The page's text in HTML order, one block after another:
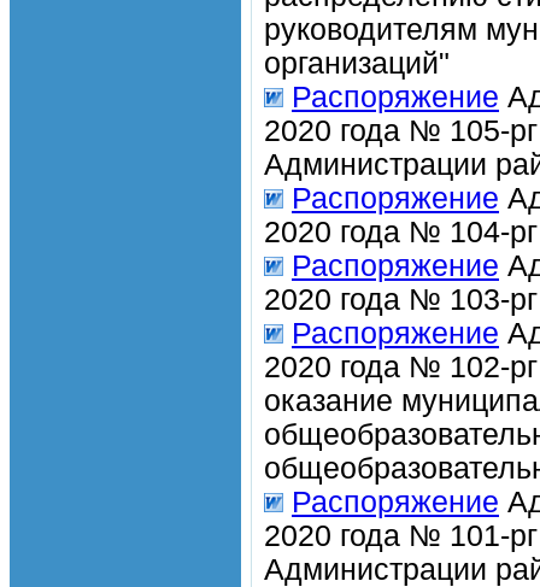
руководителям
организаций"
Распоряжение
2020 года № 105-
Администрации
Распоряжение
2020 года № 104-
Распоряжение
2020 года № 103-
Распоряжение
2020 года № 102-
оказание
Распоряжение
2020 года № 101-
Администрации